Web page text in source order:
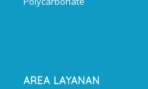
AREA LAYANAN